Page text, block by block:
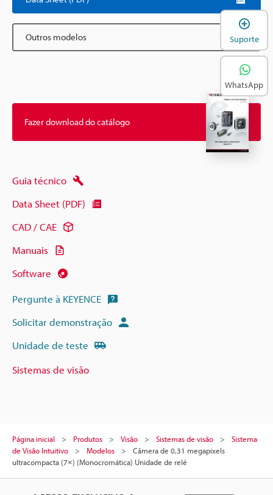
Outros modelos
Fazer download do catálogo
Guia técnico
Data Sheet (PDF)
CAD / CAE
Manuais
Software
Pergunte à KEYENCE
Solicitar demonstração
Unidade de teste
Sistemas de visão
Página inicial Produtos Visão Sistemas de visão
Sistema
de Visão Intuitivo
Modelos
Câmera de 0,31 megapixels
ultracompacta (7×) (Monocromática) Unidade de relé
Suporte
WhatsApp